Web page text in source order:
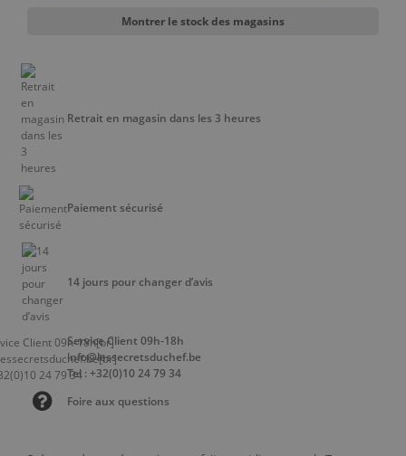
Montrer le stock des magasins
Retrait en magasin dans les 3 heures
Paiement sécurisé
14 jours pour changer d’avis
Service Client 09h-18h
info@lessecretsduchef.be
Tel : +32(0)10 24 79 34
Foire aux questions